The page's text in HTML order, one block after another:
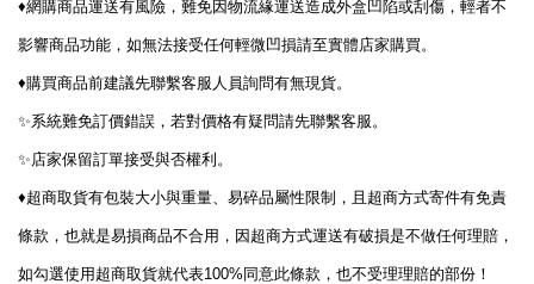
♦️網購商品運送有風險，難免因物流緣運送造成外盒凹陷或刮傷，輕者不
影響商品功能，如無法接受任何輕微凹損請至實體店家購買。
♦️購買商品前建議先聯繫客服人員詢問有無現貨。
✨系統難免訂價錯誤，若對價格有疑問請先聯繫客服。
✨店家保留訂單接受與否權利。
♦️超商取貨有包裝大小與重量、易碎品屬性限制，且超商方式寄件有免責
條款，也就是易損商品不合用，因超商方式運送有破損是不做任何理賠，
如勾選使用超商取貨就代表100% 同意此條款，也不受理理賠的部份！